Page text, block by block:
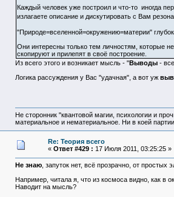
Каждый человек уже построил и что-то иногда
излагаете описание и дискутировать с Вам
"Природе=вселенной=окружению=материи"
Они интересны только тем личностям, которые
скопируют и прилепят в своё построение.
Из всего этого и возникает мысль - "Выводы-
Логика рассуждения у Вас "удачная", а вот уж
Не сторонник "квантовой магии, психологии и
материальное и нематериальное. Ни в коей
Re: Теория всего
« Ответ #429 : 17 Июля 2011, 03:25:25 »
Не знаю, запуток нет, всё прозрачно, от простых
Например, читала я, что из космоса видно, как в
Наводит на мысль?